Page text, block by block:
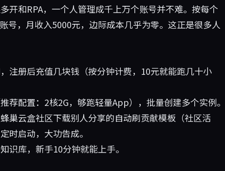
开和RPA，一个人管理成千上万个账号并不难。按每个
号，月收入5000元，边际成本几乎为零。这正是很多人
注册后充值几块钱（按分钟计费，10元就能跑几十小
荐配置：2核2G，够跑轻量App），批量创建多个实例。
巢云盒社区下载别人分享的自动刷贡献模板（社区活
时启动，大功告成。
识库，新手10分钟就能上手。